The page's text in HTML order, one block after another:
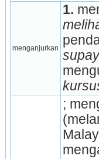
menganjurkan
1.
;